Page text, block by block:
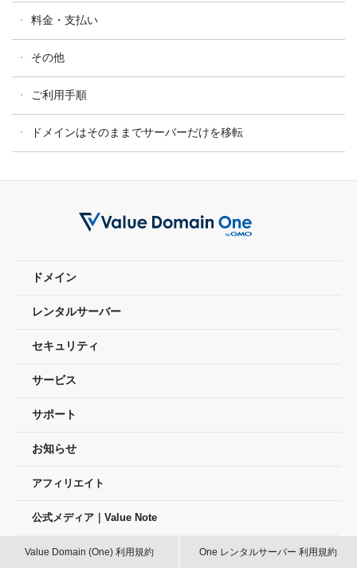
料金・支払い
その他
ご利用手順
ドメインはそのままでサーバーだけを移転
Value Domain (One) 利用規約 One レンタルサーバー 利用規約
ドメイン
レンタルサーバー
セキュリティ
サービス
サポート
お知らせ
アフィリエイト
公式メディア｜Value Note